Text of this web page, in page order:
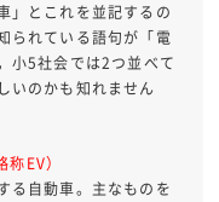
」とこれを並記するの
られている語句が「電
小5社会では2つ並べて
いのかも知れません
EV）
る自動車。主なものを